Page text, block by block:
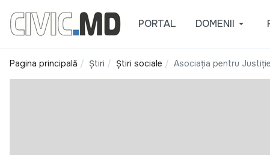
PORTAL DOMENII
Pagina principală Știri Știri sociale Asociația pentru